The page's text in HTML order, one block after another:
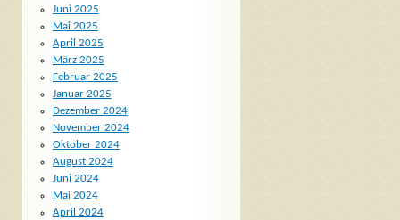
Juni 2025
Mai 2025
April 2025
März 2025
Februar 2025
Januar 2025
Dezember 2024
November 2024
Oktober 2024
August 2024
Juni 2024
Mai 2024
April 2024